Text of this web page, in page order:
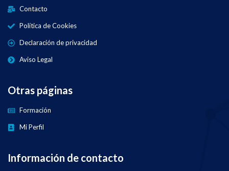
Contacto
Política de Cookies
Declaración de privacidad
Aviso Legal
Otras páginas
Formación
Mi Perfil
Información de contacto